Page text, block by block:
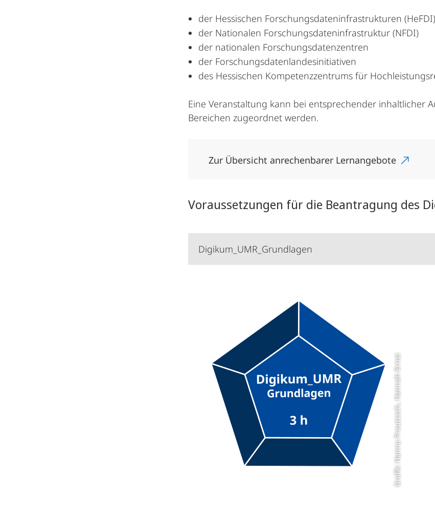
der Hessischen Forschungsdateninfrastrukturen (HeFDI)
der Nationalen Forschungsdateninfrastruktur (NFDI)
der nationalen Forschungsdatenzentren
der Forschungsdatenlandesinitiativen
des Hessischen Kompetenzzentrums für
Eine Veranstaltung kann bei entsprechender inhaltlicher
Bereichen zugeordnet werden.
Zur Übersicht anrechenbarer Lernangebote
Voraussetzungen für die Beantragung des
Digikum_UMR_Grundlagen
Grafik: Hanna Prautzsch, Hannah Ernst